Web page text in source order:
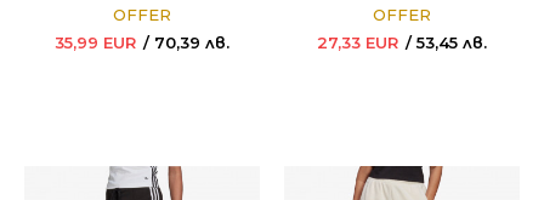
OFFER
35,99 EUR 70,39 лв.
OFFER
27,33 EUR 53,45 лв.